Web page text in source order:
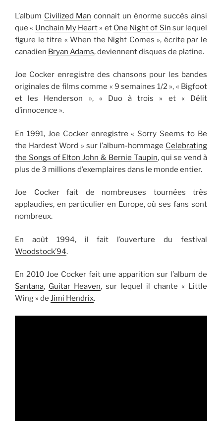
L’album Civilized Man connait un énorme succès ainsi
que « Unchain My Heart » et One Night of Sin sur lequel
figure le titre « When the Night Comes », écrite par le
canadien Bryan Adams, deviennent disques de platine.
Joe Cocker enregistre des chansons pour les bandes
originales de films comme « 9 semaines 1/2 », « Bigfoot
et les Henderson », « Duo à trois » et « Délit
d’innocence ».
En 1991, Joe Cocker enregistre « Sorry Seems to Be
the Hardest Word » sur l’album-hommage Celebrating
the Songs of Elton John & Bernie Taupin, qui se vend à
plus de 3 millions d’exemplaires dans le monde entier.
Joe Cocker fait de nombreuses tournées très
applaudies, en particulier en Europe, où ses fans sont
nombreux.
En août 1994, il fait l’ouverture du festival
Woodstock’94.
En 2010 Joe Cocker fait une apparition sur l’album de
Santana, Guitar Heaven, sur lequel il chante « Little
Wing » de Jimi Hendrix.